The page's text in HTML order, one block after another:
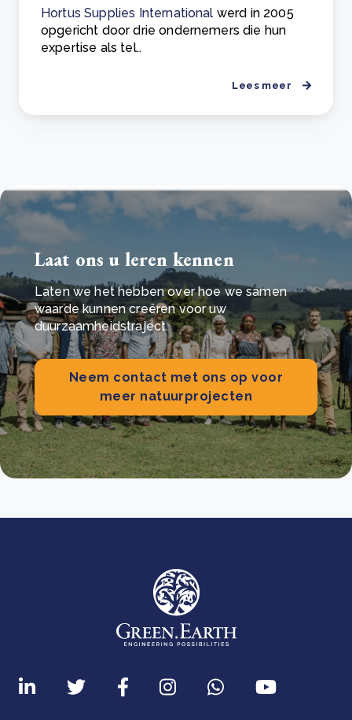
Hortus Supplies International werd in 2005
opgericht door drie ondernemers die hun
expertise als tel..
Lees meer
Laat ons u leren kennen
Laten we het hebben over hoe we samen
waarde kunnen creëren voor uw
duurzaamheidstraject.
Neem contact met ons op voor
meer natuurprojecten